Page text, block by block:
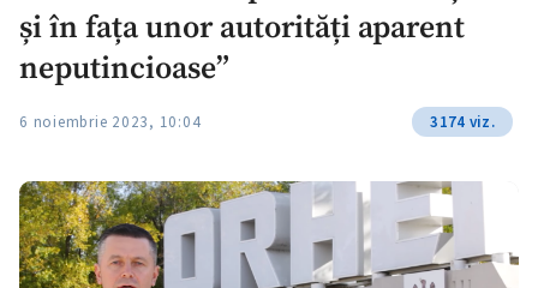
și în fața unor autorități aparent
neputincioase”
6 noiembrie 2023, 10:04 3174 viz.